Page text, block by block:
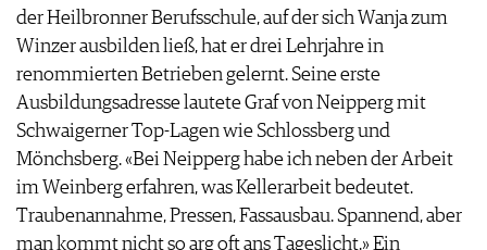
der Heilbronner Berufsschule, auf der sich Wanja zum
Winzer ausbilden ließ, hat er drei Lehrjahre in
renommierten Betrieben gelernt. Seine erste
Ausbildungsadresse lautete Graf von Neipperg mit
Schwaigerner Top-Lagen wie Schlossberg und
Mönchsberg. «Bei Neipperg habe ich neben der Arbeit
im Weinberg erfahren, was Kellerarbeit bedeutet.
Traubenannahme, Pressen, Fassausbau. Spannend, aber
man kommt nicht so arg oft ans Tageslicht.» Ein